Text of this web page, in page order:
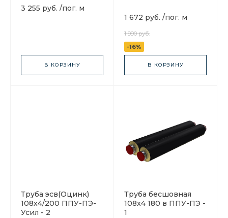
3 255 руб. /пог. м
В КОРЗИНУ
1 672 руб. /пог. м
1 990 руб.
-16%
В КОРЗИНУ
Труба эсв(Оцинк)
108х4/200 ППУ-ПЭ-
Усил - 2
Труба бесшовная
108x4 180 в ППУ-ПЭ -
1